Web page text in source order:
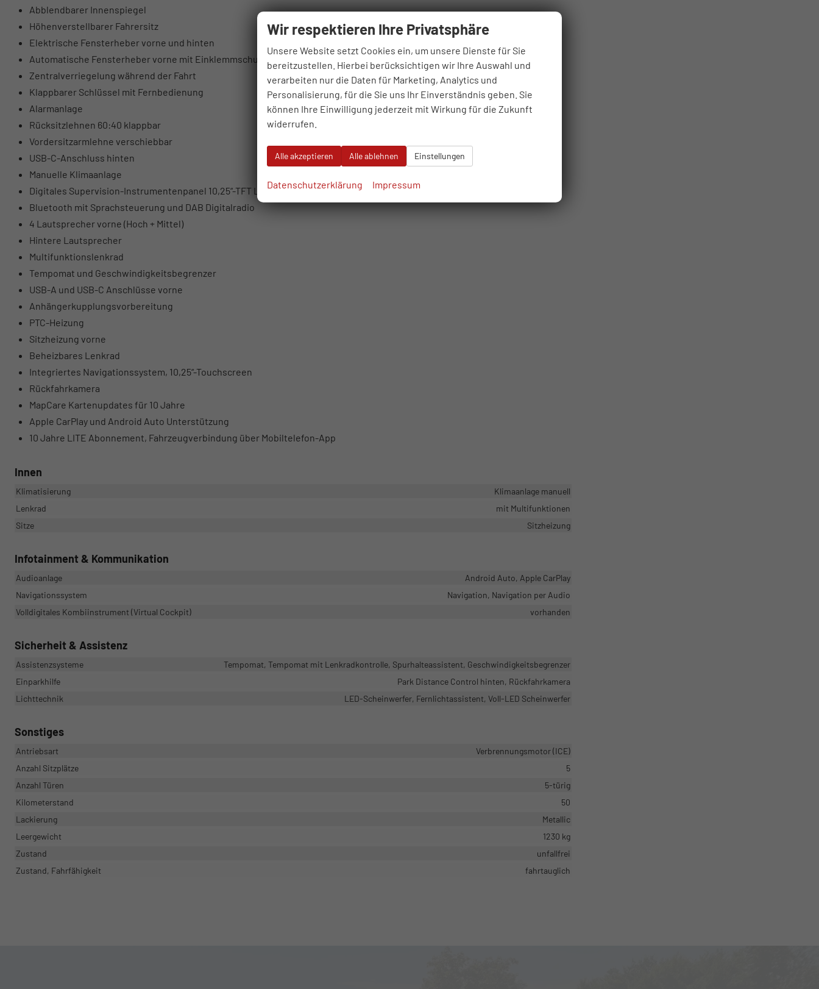
Abblendbarer Innenspiegel
Höhenverstellbarer Fahrersitz
Elektrische Fensterheber vorne und hinten
Automatische Fensterheber vorne mit Einklemmschutz
Zentralverriegelung während der Fahrt
Klappbarer Schlüssel mit Fernbedienung
Alarmanlage
Rücksitzlehnen 60:40 klappbar
Vordersitzarmlehne verschiebbar
USB-C-Anschluss hinten
Manuelle Klimaanlage
Digitales Supervision-Instrumentenpanel 10,25“-TFT LCD
Bluetooth mit Sprachsteuerung und DAB Digitalradio
4 Lautsprecher vorne (Hoch + Mittel)
Hintere Lautsprecher
Multifunktionslenkrad
Tempomat und Geschwindigkeitsbegrenzer
USB-A und USB-C Anschlüsse vorne
Anhängerkupplungsvorbereitung
PTC-Heizung
Sitzheizung vorne
Beheizbares Lenkrad
Integriertes Navigationssystem, 10,25“-Touchscreen
Rückfahrkamera
MapCare Kartenupdates für 10 Jahre
Apple CarPlay und Android Auto Unterstützung
10 Jahre LITE Abonnement, Fahrzeugverbindung über Mobiltelefon-App
Innen
Klimatisierung
Klimaanlage manuell
Lenkrad
mit Multifunktionen
Sitze
Sitzheizung
Infotainment & Kommunikation
Audioanlage
Android Auto, Apple CarPlay
Navigationssystem
Navigation, Navigation per Audio
Volldigitales Kombiinstrument (Virtual Cockpit)
vorhanden
Sicherheit & Assistenz
Assistenzsysteme
Tempomat, Tempomat mit Lenkradkontrolle, Spurhalteassistent, Geschwindigkeitsbegrenzer
Einparkhilfe
Park Distance Control hinten, Rückfahrkamera
Lichttechnik
LED-Scheinwerfer, Fernlichtassistent, Voll-LED Scheinwerfer
Sonstiges
Antriebsart
Verbrennungsmotor (ICE)
Anzahl Sitzplätze
5
Anzahl Türen
5-türig
Kilometerstand
50
Lackierung
Metallic
Leergewicht
1230 kg
Zustand
unfallfrei
Zustand, Fahrfähigkeit
fahrtauglich
Wir respektieren Ihre Privatsphäre
Unsere Website setzt Cookies ein, um unsere Dienste für Sie
bereitzustellen. Hierbei berücksichtigen wir Ihre Auswahl und
verarbeiten nur die Daten für Marketing, Analytics und
Personalisierung, für die Sie uns Ihr Einverständnis geben. Sie
können Ihre Einwilligung jederzeit mit Wirkung für die Zukunft
widerrufen.
Alle akzeptieren Alle ablehnen Einstellungen
Datenschutzerklärung Impressum